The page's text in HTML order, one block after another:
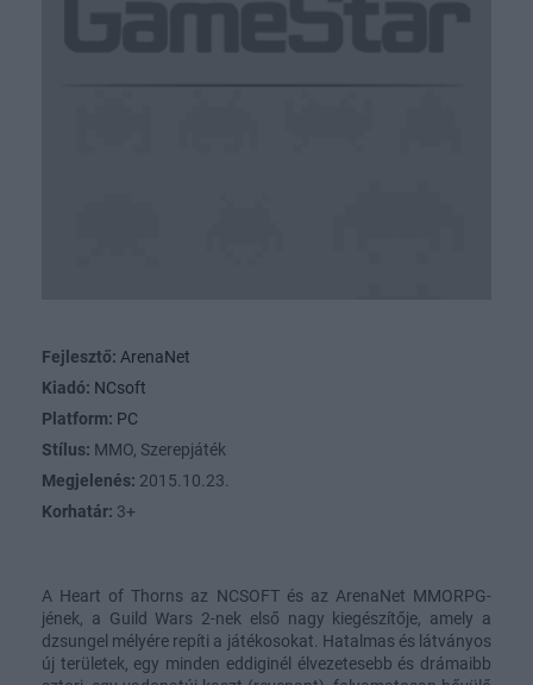
Fejlesztő: ArenaNet
Kiadó: NCsoft
Platform: PC
Stílus: MMO, Szerepjáték
Megjelenés: 2015.10.23.
Korhatár: 3+
A Heart of Thorns az NCSOFT és az ArenaNet MMORPG-
jének, a Guild Wars 2-nek első nagy kiegészítője, amely a
dzsungel mélyére repíti a játékosokat. Hatalmas és látványos
új területek, egy minden eddiginél élvezetesebb és drámaibb